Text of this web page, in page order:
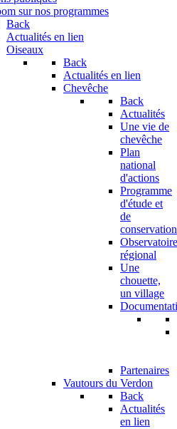
sur nos programmes
Back
Actualités en lien
Oiseaux
Back
Actualités en lien
Chevêche
Back
Actualités
Une vie de
chevêche
Plan
national
d'actions
Programme
d'étude et
de
conservation
Observatoire
régional
Une
chouette,
un village
Partenaires
Vautours du Verdon
Back
Actualités
en lien